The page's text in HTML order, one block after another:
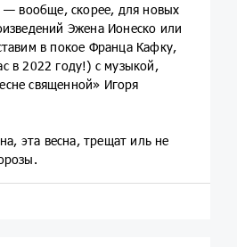
— вообще, скорее, для новых
Эжена Ионеско или
в покое Франца Кафку,
в 2022 году!) с музыкой,
священной» Игоря
эта весна, трещат иль не